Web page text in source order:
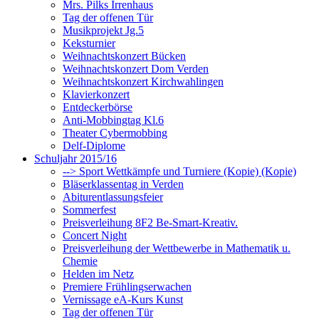
Mrs. Pilks Irrenhaus
Tag der offenen Tür
Musikprojekt Jg.5
Keksturnier
Weihnachtskonzert Bücken
Weihnachtskonzert Dom Verden
Weihnachtskonzert Kirchwahlingen
Klavierkonzert
Entdeckerbörse
Anti-Mobbingtag Kl.6
Theater Cybermobbing
Delf-Diplome
Schuljahr 2015/16
--> Sport Wettkämpfe und Turniere (Kopie) (Kopie)
Bläserklassentag in Verden
Abiturentlassungsfeier
Sommerfest
Preisverleihung 8F2 Be-Smart-Kreativ.
Concert Night
Preisverleihung der Wettbewerbe in Mathematik u.
Chemie
Helden im Netz
Premiere Frühlingserwachen
Vernissage eA-Kurs Kunst
Tag der offenen Tür